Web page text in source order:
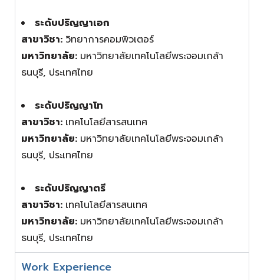
ระดับปริญญาเอก
สาขาวิชา: วิทยาการคอมพิวเตอร์
มหาวิทยาลัย: มหาวิทยาลัยเทคโนโลยีพระจอมเกล้า
ธนบุรี, ประเทศไทย
ระดับปริญญาโท
สาขาวิชา: เทคโนโลยีสารสนเทศ
มหาวิทยาลัย: มหาวิทยาลัยเทคโนโลยีพระจอมเกล้า
ธนบุรี, ประเทศไทย
ระดับปริญญาตรี
สาขาวิชา: เทคโนโลยีสารสนเทศ
มหาวิทยาลัย: มหาวิทยาลัยเทคโนโลยีพระจอมเกล้า
ธนบุรี, ประเทศไทย
Work Experience